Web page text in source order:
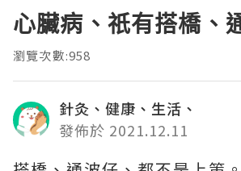
心臟病、祇有搭橋、
瀏覽次數:958
針灸、健康、生活、
發佈於 2021.12.11